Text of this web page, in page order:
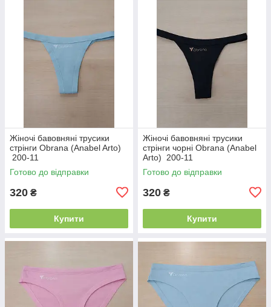
Жіночі бавовняні трусики
стрінги Obrana (Anabel Arto)
200-11
Готово до відправки
320 ₴
Купити
Жіночі бавовняні трусики
стрінги чорні Obrana (Anabel
Arto) 200-11
Готово до відправки
320 ₴
Купити